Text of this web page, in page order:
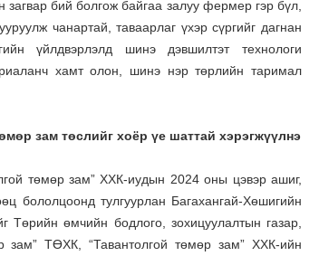
бий болгож байгаа залуу фермер гэр бүл,
чанартай, таваарлаг үхэр сүргийг дагнан
үйлдвэрлэлд шинэ дэвшилтэт технологи
хамт олон, шинэ нэр төрлийн таримал
зам төслийг хоёр үе шаттай хэрэгжүүлнэ
төмөр зам” ХХК-иудын 2024 оны цэвэр ашиг,
бололцоонд тулгуурлан Багахангай-Хөшигийн
Төрийн өмчийн бодлого, зохицуулалтын газар,
зам” ТӨХК, “Тавантолгой төмөр зам” ХХК-ийн